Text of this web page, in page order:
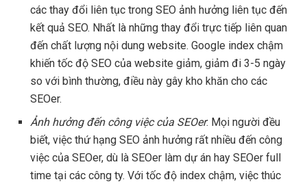
các thay đổi liên tục trong SEO ảnh hưởng liên tục đến
kết quả SEO. Nhất là những thay đổi trực tiếp liên quan
đến chất lượng nội dung website. Google index chậm
khiến tốc độ SEO của website giảm, giảm đi 3-5 ngày
so với bình thường, điều này gây kho khăn cho các
SEOer.
Ảnh hưởng đến công việc của SEOer: Mọi người đều
biết, việc thứ hạng SEO ảnh hưởng rất nhiều đến công
việc của SEOer, dù là SEOer làm dự án hay SEOer full
time tại các công ty. Với tốc độ index chậm, việc thúc